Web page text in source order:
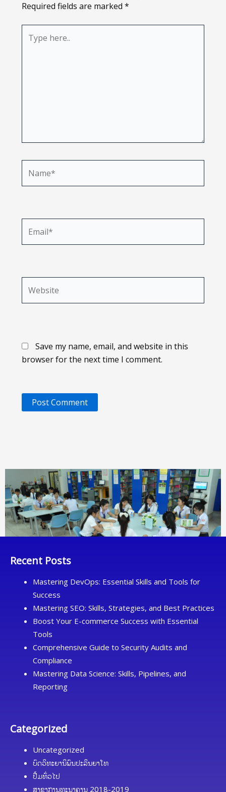
Required fields are marked *
here..
Save my name, email, and website in this
browser for the next time I comment.
Recent Posts
Mastering DevOps: Essential Skills and Tools for
Success
Mastering SEO: Skills, Strategies, and Best Practices
Boost Your E-commerce Success with Essential
Tools
Comprehensive Guide to Security Audits and
Compliance
Mastering Data Science: Skills, Pipelines, and
Reporting
Categorized
Uncategorized
ບົດວິທະຍານິພົນປະລິນຍາໂທ
ປື້ມທົ່ວໄປ
ສາຂາການທະນາຄານ 2018-2019